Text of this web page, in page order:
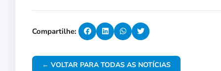
Compartilhe:
← VOLTAR PARA TODAS AS NOTÍCIAS